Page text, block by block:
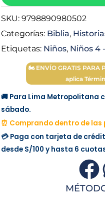
SKU: 9798890980502
Categorías: Biblia,
Etiquetas: Niños, Niños 4
🏍 ENVÍO GRATIS PARA
aplica
🚚 Para Lima Metropolitana
sábado.
⏰ Comprando dentro de las
💳 Paga con tarjeta de
desde S/100 y hasta 6